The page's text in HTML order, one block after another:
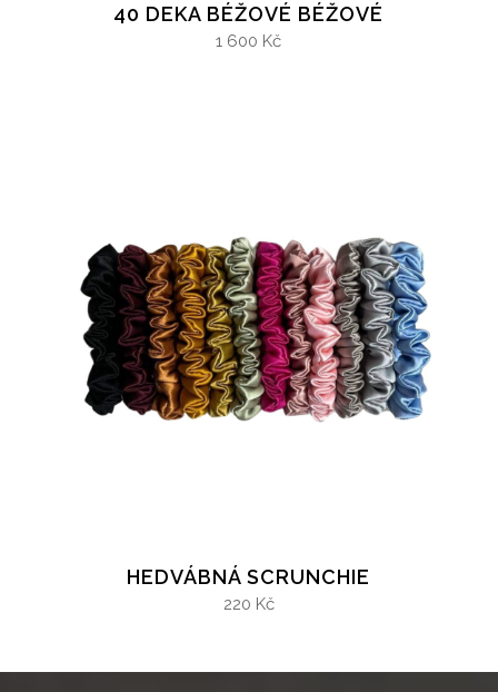
40 DEKA BÉŽOVÉ BÉŽOVÉ
1 600 Kč
HEDVÁBNÁ SCRUNCHIE
220 Kč